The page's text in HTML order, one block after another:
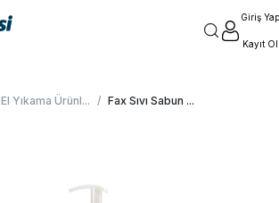
Giriş Yap
Kayıt Ol
El Yıkama Ürünl... / Fax Sıvı Sabun ...